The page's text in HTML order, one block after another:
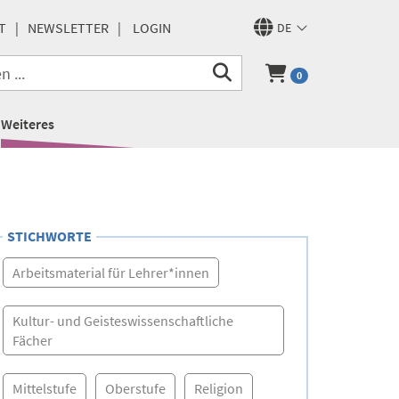
DE
NEWSLETTER LOGIN
0
Weiteres
STICHWORTE
Arbeitsmaterial für Lehrer*innen
Kultur- und Geisteswissenschaftliche
Fächer
Mittelstufe Oberstufe Religion